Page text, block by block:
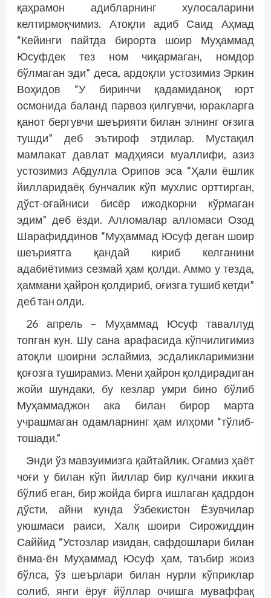
қаҳрамон адиб­ларнинг хулосаларини
келтирмоқчимиз. Атоқли адиб Саид Аҳмад
“Кейинги пайтда бирорта шоир Муҳаммад
Юсуфдек тез ном чиқармаган, номдор
бўлмаган эди” деса, ардоқли устозимиз Эркин
Воҳидов “У биринчи қадамиданоқ юрт
осмонида баланд парвоз қилгувчи, юракларга
қанот бергувчи шеърияти билан элнинг оғзига
тушди” деб эътироф этдилар. Мустақил
мамлакат давлат мадҳияси муаллифи, азиз
устозимиз Абдулла Орипов эса “Ҳали ёшлик
йилларидаёқ бунчалик кўп мухлис орттирган,
дўст-оғайниси бисёр ижодкорни кўрмаган
эдим” деб ёзди. Алломалар алломаси Озод
Шарафиддинов “Муҳаммад Юсуф деган шоир
шеъриятга қандай кириб келганини
адабиётимиз сезмай ҳам қолди. Аммо у тезда,
ҳаммани ҳайрон қолдириб, оғизга тушиб кетди”
деб тан олди.
26 апрель – Муҳаммад Юсуф таваллуд
топган кун. Шу сана арафасида кўпчилигимиз
атоқли шоирни эслаймиз, эсдаликларимизни
қоғозга туширамиз. Мени ҳайрон қолдирадиган
жойи шундаки, бу кезлар умри бино бўлиб
Муҳаммаджон ака билан бирор марта
учрашмаган одамларнинг ҳам илҳоми “тўлиб-
тошади.”
Энди ўз мавзуимизга қайтайлик. Оғамиз ҳаёт
чоғи у билан кўп йиллар бир кулчани иккига
бўлиб еган, бир жойда бирга ишлаган қадрдон
дўс­ти, айни кунда Ўзбекистон Ёзувчилар
уюшмаси раи­си, Халқ шоири Сирожиддин
Саййид “Устозлар изидан, сафдошлари билан
ёнма-ён Муҳаммад Юсуф ҳам, таъбир жоиз
бўлса, ўз шеърлари билан нурли кўприклар
солиб, янги ёруғ йўллар очишга муваффақ